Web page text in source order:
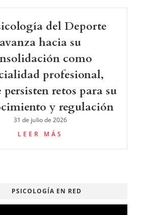
del Deporte
avanza hacia su
como
profesional,
persisten retos para su
y regulación
31 de julio de 2026
LEER MÁS
PSICOLOGÍA EN RED